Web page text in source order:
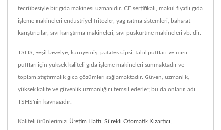
tecrübesiyle bir gıda makinesi uzmanıdır. CE sertifikalı, makul fiyatlı gıda
işleme makineleri endüstriyel fritözler, yağ ısıtma sistemleri, baharat
karıştırıcılar, sıvı karıştırma makineleri, sıvı püskürtme makineleri vb. dir.
TSHS, yeşil bezelye, kuruyemiş, patates cipsi, tahıl puffları ve mısır
puffları için yüksek kaliteli gıda işleme makineleri sunmaktadır ve
toplam atıştırmalık gıda çözümleri sağlamaktadır. Güven, uzmanlık,
yüksek kalite ve güvenlik uzmanlığını temsil ederler; bu da onların adı
TSHS'nin kaynağıdır.
Kaliteli ürünlerimizi Üretim Hattı Sürekli Otomatik Kızartıcı